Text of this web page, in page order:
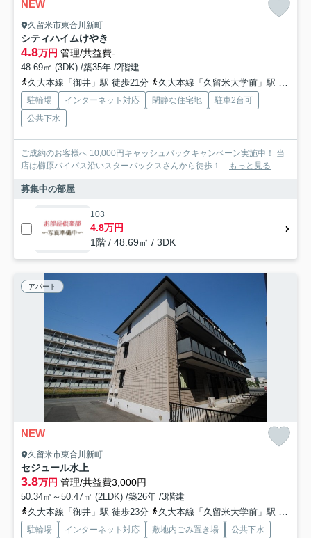
NEW
久留米市東合川新町
シティハイムけやき
4.8万円 管理/共益費-
48.69㎡ (3DK) /築35年 /2階建
久大本線「御井」駅 徒歩21分
久大本線「久留米大学前」駅 徒歩31分
駐輪場 インターネット対応 閑静な住宅地
駐車2台可
公共下水
ご成約のお客様へ 10,000円キャッシュバックキャンペーン実施中！ 当
店は櫛原バイパス沿いスターバックスさんから徒歩１... もっと見る
募集中の部屋
103
4.8万円
1階 / 48.69㎡ / 3DK
アパート
NEW
久留米市東合川新町
セジュール水上
3.8万円 管理/共益費3,000円
50.34㎡～50.47㎡ (2LDK) /築26年 /3階建
久大本線「御井」駅 徒歩23分
久大本線「久留米大学前」駅 徒歩28分
駐輪場 インターネット対応 敷地内ごみ置き場 公共下水